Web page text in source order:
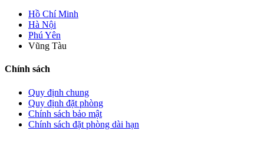
Hồ Chí Minh
Hà Nội
Phú Yên
Vũng Tàu
Chính sách
Quy định chung
Quy định đặt phòng
Chính sách bảo mật
Chính sách đặt phòng dài hạn